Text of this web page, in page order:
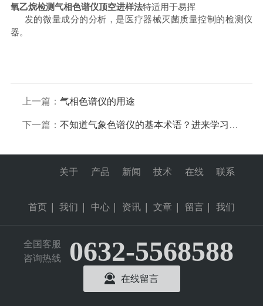
氧乙烷检测气相色谱仪顶空进样法特适用于易挥
发的微量成分的分析，是医疗器械灭菌质量控制的检测仪
器。
上一篇： 气相色谱仪的用途
下一篇： 不知道气象色谱仪的基本术语？进来学习一下
首页
关于
我们
产品
中心
新闻
资讯
技术
文章
在线
留言
联系
我们
全国客服
咨询热线
0632-5568588
在线留言